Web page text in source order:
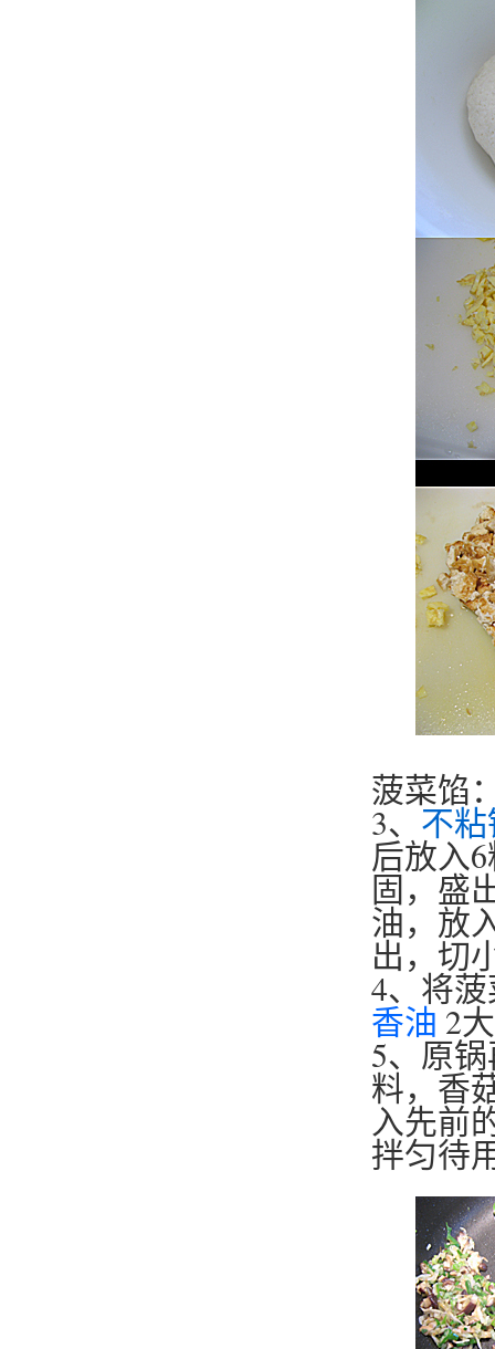
菠菜馅
3、 不
后放入
固，盛
油，放
出，切
4、将
香油 2
5、原
料，香
入先前
拌匀待